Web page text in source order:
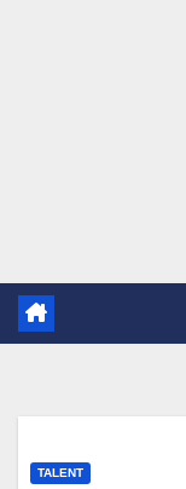
TALENT